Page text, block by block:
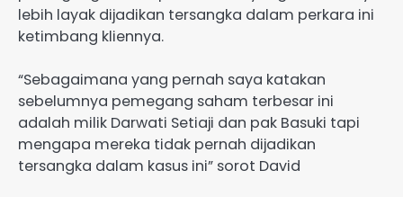
lebih layak dijadikan tersangka dalam perkara ini
ketimbang kliennya.
“Sebagaimana yang pernah saya katakan
sebelumnya pemegang saham terbesar ini
adalah milik Darwati Setiaji dan pak Basuki tapi
mengapa mereka tidak pernah dijadikan
tersangka dalam kasus ini” sorot David